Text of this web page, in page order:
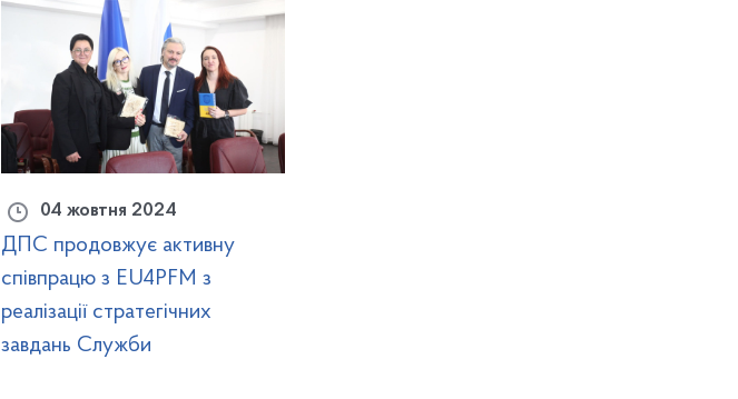
04 жовтня 2024
ДПС продовжує активну
співпрацю з EU4PFM з
реалізації стратегічних
завдань Служби